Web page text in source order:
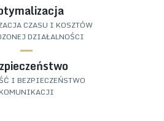
CZASU I KOSZTÓW
DZIAŁALNOŚCI
I BEZPIECZEŃSTWO